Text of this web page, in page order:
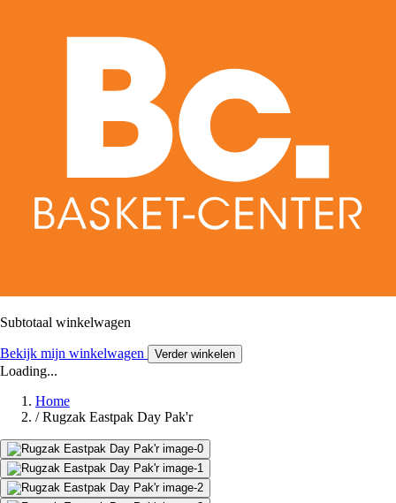
Subtotaal winkelwagen
Bekijk mijn winkelwagen Verder winkelen
Loading...
Home
/ Rugzak Eastpak Day Pak'r